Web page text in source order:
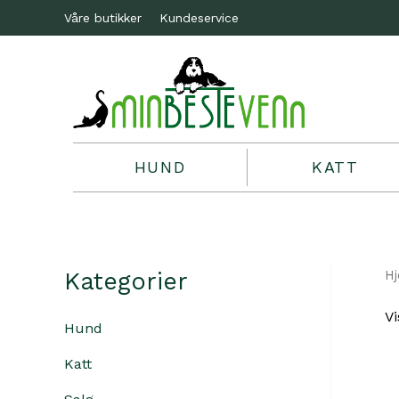
Våre butikker Kundeservice
HUND KATT
Kategorier
Hund
Katt